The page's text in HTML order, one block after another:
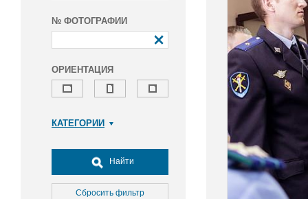
№ ФОТОГРАФИИ
ОРИЕНТАЦИЯ
КАТЕГОРИИ
Досуг, туризм и отдых
Культура
Медицина
Найти
Сбросить фильтр